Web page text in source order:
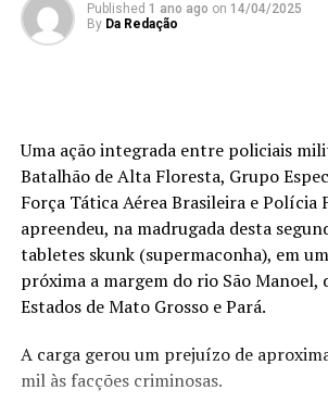
Published 1 ano ago on 14/04/2025
By Da Redação
Uma ação integrada entre policiais
Batalhão de Alta Floresta, Grupo
Força Tática Aérea Brasileira e Polícia
apreendeu, na madrugada desta
tabletes skunk (supermaconha), em
próxima a margem do rio São Manoel,
Estados de Mato Grosso e Pará.
A carga gerou um prejuízo de
mil às facções criminosas.